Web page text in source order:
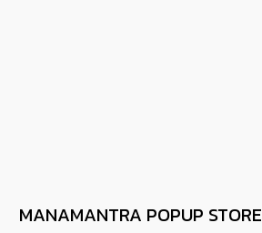
MANAMANTRA POPUP STORE